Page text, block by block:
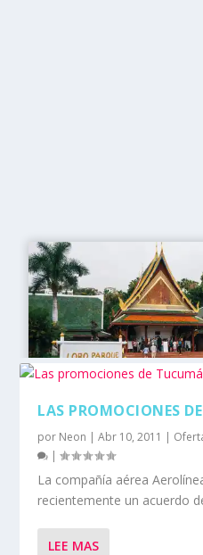
LAS PROMOCIONES
por Neon |Abr 10, 2011 |
|
La compañía aérea
recientemente un acuerdo
LEE MAS